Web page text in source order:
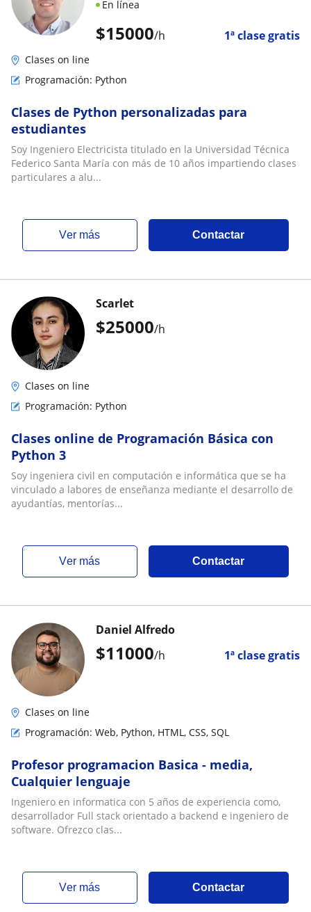
$15000/h 1ª clase gratis
En línea
Clases on line
Programación: Python
Clases de Python personalizadas para
estudiantes
Soy Ingeniero Electricista titulado en la Universidad Técnica
Federico Santa María con más de 10 años impartiendo clases
particulares a alu...
ver más Contactar
$25000/h
Scarlet
Clases on line
Programación: Python
Clases online de Programación Básica con
Python 3
Soy ingeniera civil en computación e informática que se ha
vinculado a labores de enseñanza mediante el desarrollo de
ayudantías, mentorías...
ver más Contactar
$11000/h 1ª clase gratis
Daniel Alfredo
Clases on line
Programación: Web, Python, HTML, CSS, SQL
Profesor programacion Basica - media,
Cualquier lenguaje
Ingeniero en informatica con 5 años de experiencia como,
desarrollador Full stack orientado a backend e ingeniero de
software. Ofrezco clas...
ver más Contactar